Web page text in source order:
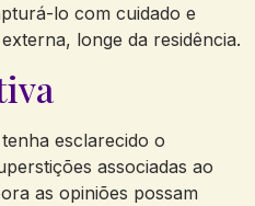
lo com cuidado e⁤
longe da residência.
esclarecido o
associadas ao
as opiniões ⁣possam